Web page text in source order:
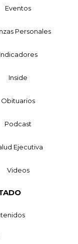
Eventos
Personales
Indicadores
Inside
Obituarios
Podcast
Ejecutiva
Videos